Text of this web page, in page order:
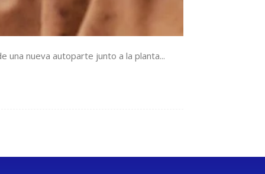
una nueva autoparte junto a la planta...